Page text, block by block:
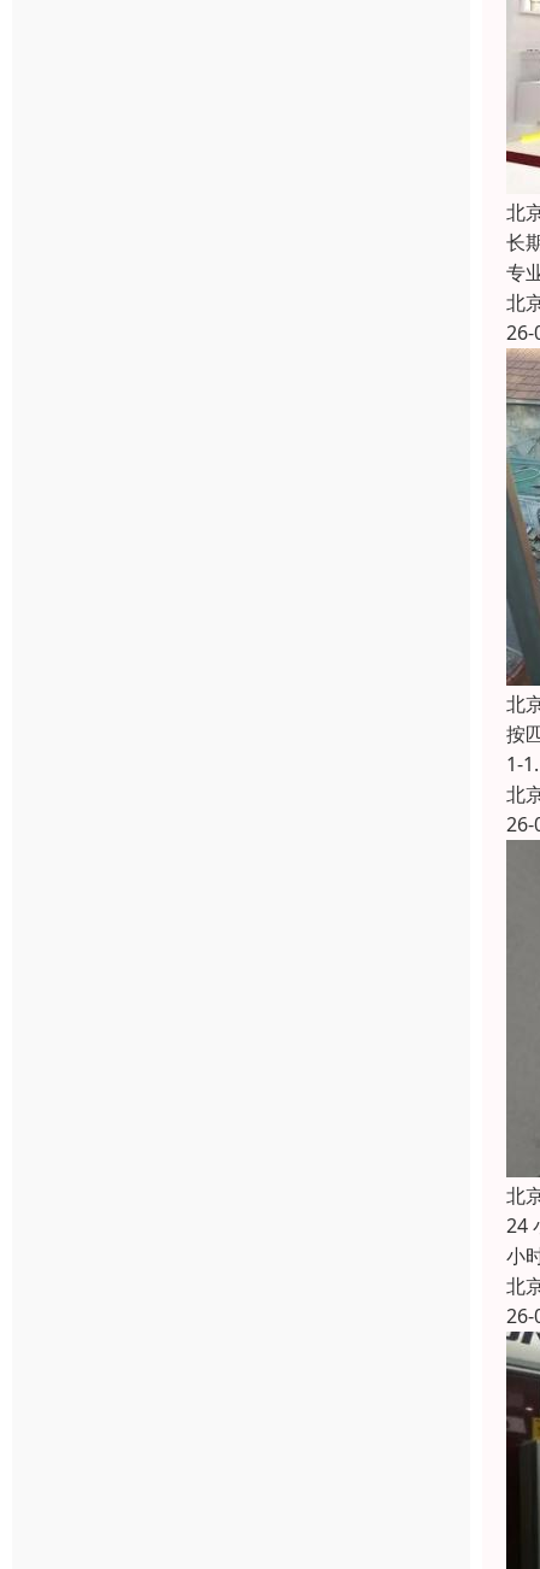
北
长
专
北
26-
北
按
1-
北
26-
北
24
小
北
26-